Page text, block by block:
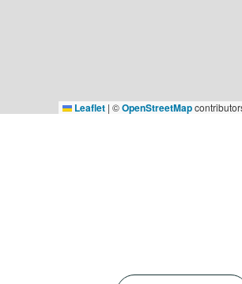
Leaflet | ©OpenStreetMap